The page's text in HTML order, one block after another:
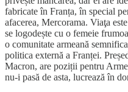
fabricate în Franța, în special
afacerea, Mercorama. Viaţa
se logodește cu o femeie
o comunitate armeană
politica externă a Franței.
Macron, are poziții pentru
nu-i pasă de asta, lucrează în